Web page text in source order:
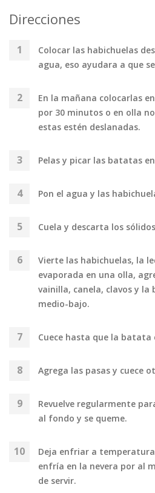
Direcciones
Colocar las habichuelas
agua, eso ayudara a que
En la mañana colocarlas
por 30 minutos o en olla
estas estén deslanadas.
Pelas y picar las batatas
Pon el agua y las
Cuela y descarta los
Vierte las habichuelas, la
evaporada en una olla,
vainilla, canela, clavos y
medio-bajo.
Cuece hasta que la batata
Agrega las pasas y cuece
Revuelve regularmente
al fondo y se queme.
Deja enfriar a
enfría en la nevera por al
de servir.